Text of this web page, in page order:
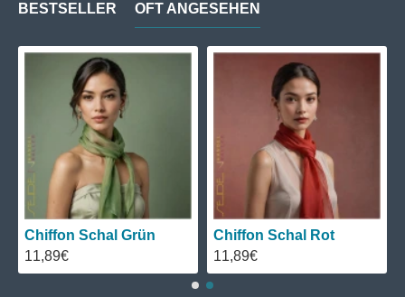
BESTSELLER OFT ANGESEHEN
Chiffon Schal Grün
11,89€
Chiffon Schal Rot
11,89€